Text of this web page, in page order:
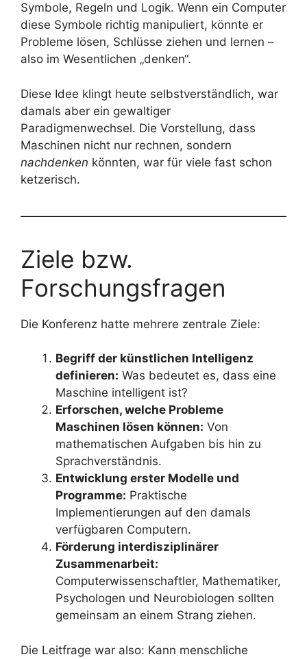
Symbole, Regeln und Logik. Wenn ein Computer
diese Symbole richtig manipuliert, könnte er
Probleme lösen, Schlüsse ziehen und lernen –
also im Wesentlichen „denken“.
Diese Idee klingt heute selbstverständlich, war
damals aber ein gewaltiger
Paradigmenwechsel. Die Vorstellung, dass
Maschinen nicht nur rechnen, sondern
nachdenken könnten, war für viele fast schon
ketzerisch.
Ziele bzw.
Forschungsfragen
Die Konferenz hatte mehrere zentrale Ziele:
Begriff der künstlichen Intelligenz
definieren: Was bedeutet es, dass eine
Maschine intelligent ist?
Erforschen, welche Probleme
Maschinen lösen können: Von
mathematischen Aufgaben bis hin zu
Sprachverständnis.
Entwicklung erster Modelle und
Programme: Praktische
Implementierungen auf den damals
verfügbaren Computern.
Förderung interdisziplinärer
Zusammenarbeit:
Computerwissenschaftler, Mathematiker,
Psychologen und Neurobiologen sollten
gemeinsam an einem Strang ziehen.
Die Leitfrage war also: Kann menschliche